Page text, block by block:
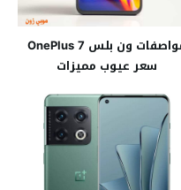
مواصفات ون بلس OnePlus 7
سعر عيوب مميزات